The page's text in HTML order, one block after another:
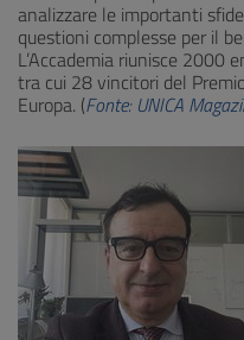
analizzare le importanti
questioni complesse per il
L’Accademia riunisce 2000
tra cui 28 vincitori del
Europa. (Fonte: UNICA